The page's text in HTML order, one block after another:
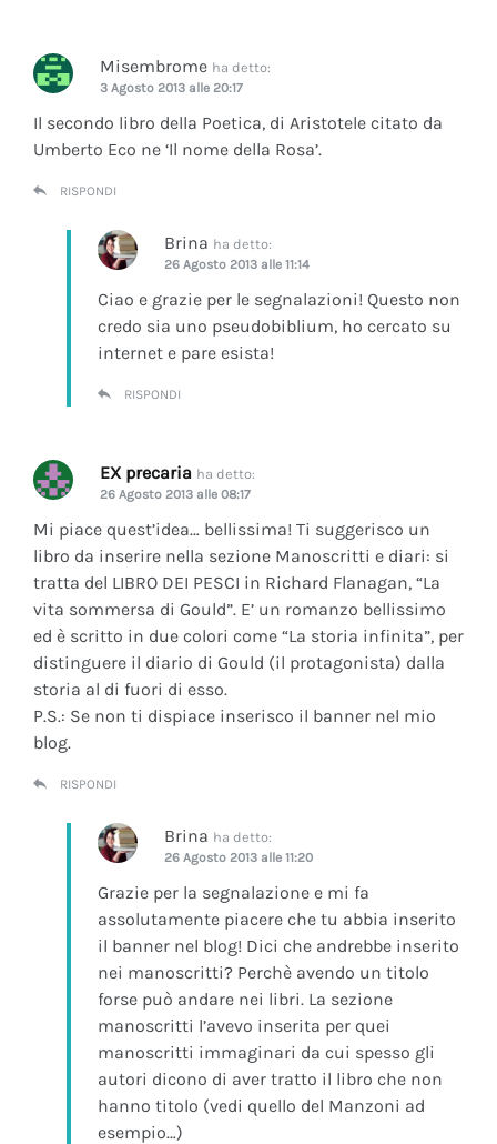
Misembrome ha detto:
3 Agosto 2013 alle 20:17
Il secondo libro della Poetica, di Aristotele citato da
Umberto Eco ne ‘Il nome della Rosa’.
RISPONDI
Brina ha detto:
26 Agosto 2013 alle 11:14
Ciao e grazie per le segnalazioni! Questo non
credo sia uno pseudobiblium, ho cercato su
internet e pare esista!
RISPONDI
EX precaria ha detto:
26 Agosto 2013 alle 08:17
Mi piace quest’idea… bellissima! Ti suggerisco un
libro da inserire nella sezione Manoscritti e diari: si
tratta del LIBRO DEI PESCI in Richard Flanagan, “La
vita sommersa di Gould”. E’ un romanzo bellissimo
ed è scritto in due colori come “La storia infinita”, per
distinguere il diario di Gould (il protagonista) dalla
storia al di fuori di esso.
P.S.: Se non ti dispiace inserisco il banner nel mio
blog.
RISPONDI
Brina ha detto:
26 Agosto 2013 alle 11:20
Grazie per la segnalazione e mi fa
assolutamente piacere che tu abbia inserito
il banner nel blog! Dici che andrebbe inserito
nei manoscritti? Perchè avendo un titolo
forse può andare nei libri. La sezione
manoscritti l’avevo inserita per quei
manoscritti immaginari da cui spesso gli
autori dicono di aver tratto il libro che non
hanno titolo (vedi quello del Manzoni ad
esempio…)